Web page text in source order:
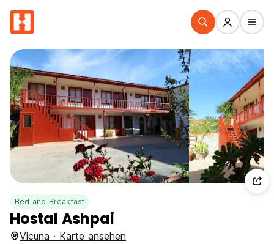
Bed and Breakfast
Hostal Ashpai
Vicuna · Karte ansehen